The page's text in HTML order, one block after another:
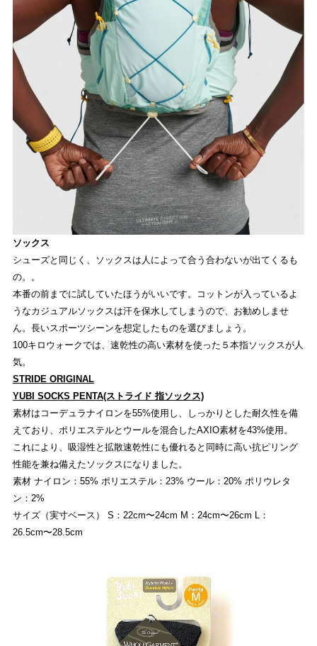
ソックス
シューズと同じく、ソックスは人によって合う合わないが出てくるも
の。。
本番の前までに試していたほうがいいです。コットンが入っているよ
うなカジュアルソックスは汗を保水してしまうので、お勧めしませ
ん。長いスポーツシーンを想定したものを選びましょう。
100キロウォークでは、速乾性の高い素材を使った５本指ソックスが人
気。
STRIDE ORIGINAL
YUBI SOCKS PENTA(ストライド 指ソックス)
素材はコーデュラナイロンを55%使用し、しっかりとした耐久性を備
えており、ポリエステルとウールを混合したAXIO素材を43%使用。
これにより、吸湿性と拡散速乾性にも優れると同時に高い抗ピリング
性能を兼ね備えたソックスになりました。
素材 ナイロン：55% ポリエステル：23% ウール：20% ポリウレタ
ン：2%
サイズ（実寸ベース） S：22cm〜24cm M：24cm〜26cm L：
26.5cm〜28.5cm